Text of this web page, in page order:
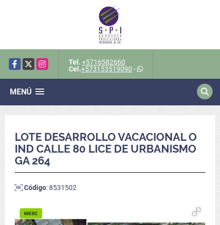
Facebook
X Instagram Tel. +5716582660
Cel.+573153519090 -
MENÚ
LOTE DESARROLLO VACACIONAL O
IND CALLE 80 LICE DE URBANISMO
GA 264
Código: 8531502
MESC